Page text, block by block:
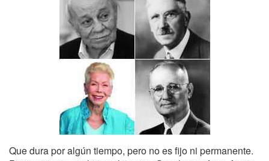
Que dura por algún tiempo, pero no es fijo ni permanente.